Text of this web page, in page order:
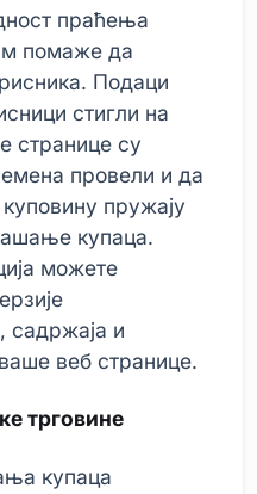
праћења
помаже да
Подаци
стигли на
странице су
провели и да
пружају
купаца.
можете
садржаја и
веб странице.
трговине
купаца